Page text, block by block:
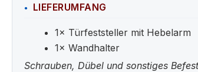
LIEFERUMFANG
1× Türfeststeller mit Hebelarm
1× Wandhalter
Schrauben, Dübel und sonstiges